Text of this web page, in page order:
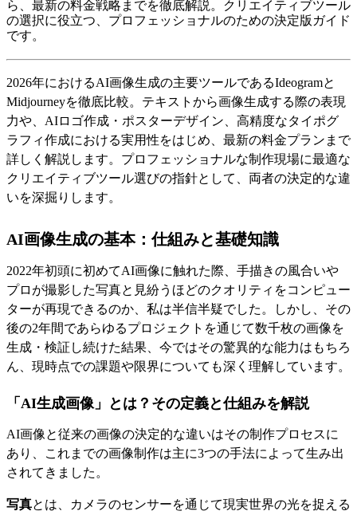
ら、最新の料金戦略までを徹底解説。クリエイティブツール
の選択に役立つ、プロフェッショナルのための決定版ガイド
です。
2026年におけるAI画像生成の主要ツールであるIdeogramと
Midjourneyを徹底比較。テキストから画像生成する際の表現
力や、AIロゴ作成・ポスターデザイン、高精度なタイポグ
ラフィ作成における実用性をはじめ、最新の料金プランまで
詳しく解説します。プロフェッショナルな制作現場に最適な
クリエイティブツール選びの指針として、両者の決定的な違
いを深掘りします。
AI画像生成の基本：仕組みと基礎知識
2022年初頭に初めてAI画像に触れた際、手描きの風合いや
プロが撮影した写真と見紛うほどのクオリティをコンピュー
ターが再現できるのか、私は半信半疑でした。しかし、その
後の2年間であらゆるプロジェクトを通じて数千枚の画像を
生成・検証し続けた結果、今ではその驚異的な能力はもちろ
ん、現時点での課題や限界についても深く理解しています。
「AI生成画像」とは？その定義と仕組みを解説
AI画像と従来の画像の決定的な違いはその制作プロセスに
あり、これまでの画像制作は主に3つの手法によって生み出
されてきました。
写真とは、カメラのセンサーを通じて現実世界の光を捉える